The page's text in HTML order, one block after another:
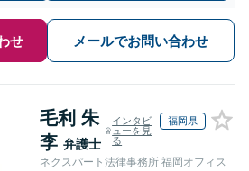
せ メールでお問い合わせ
毛利 朱
李 弁護士
インタビ
ューを見
る
福岡県
ネクスパート法律事務所 福岡オフィス